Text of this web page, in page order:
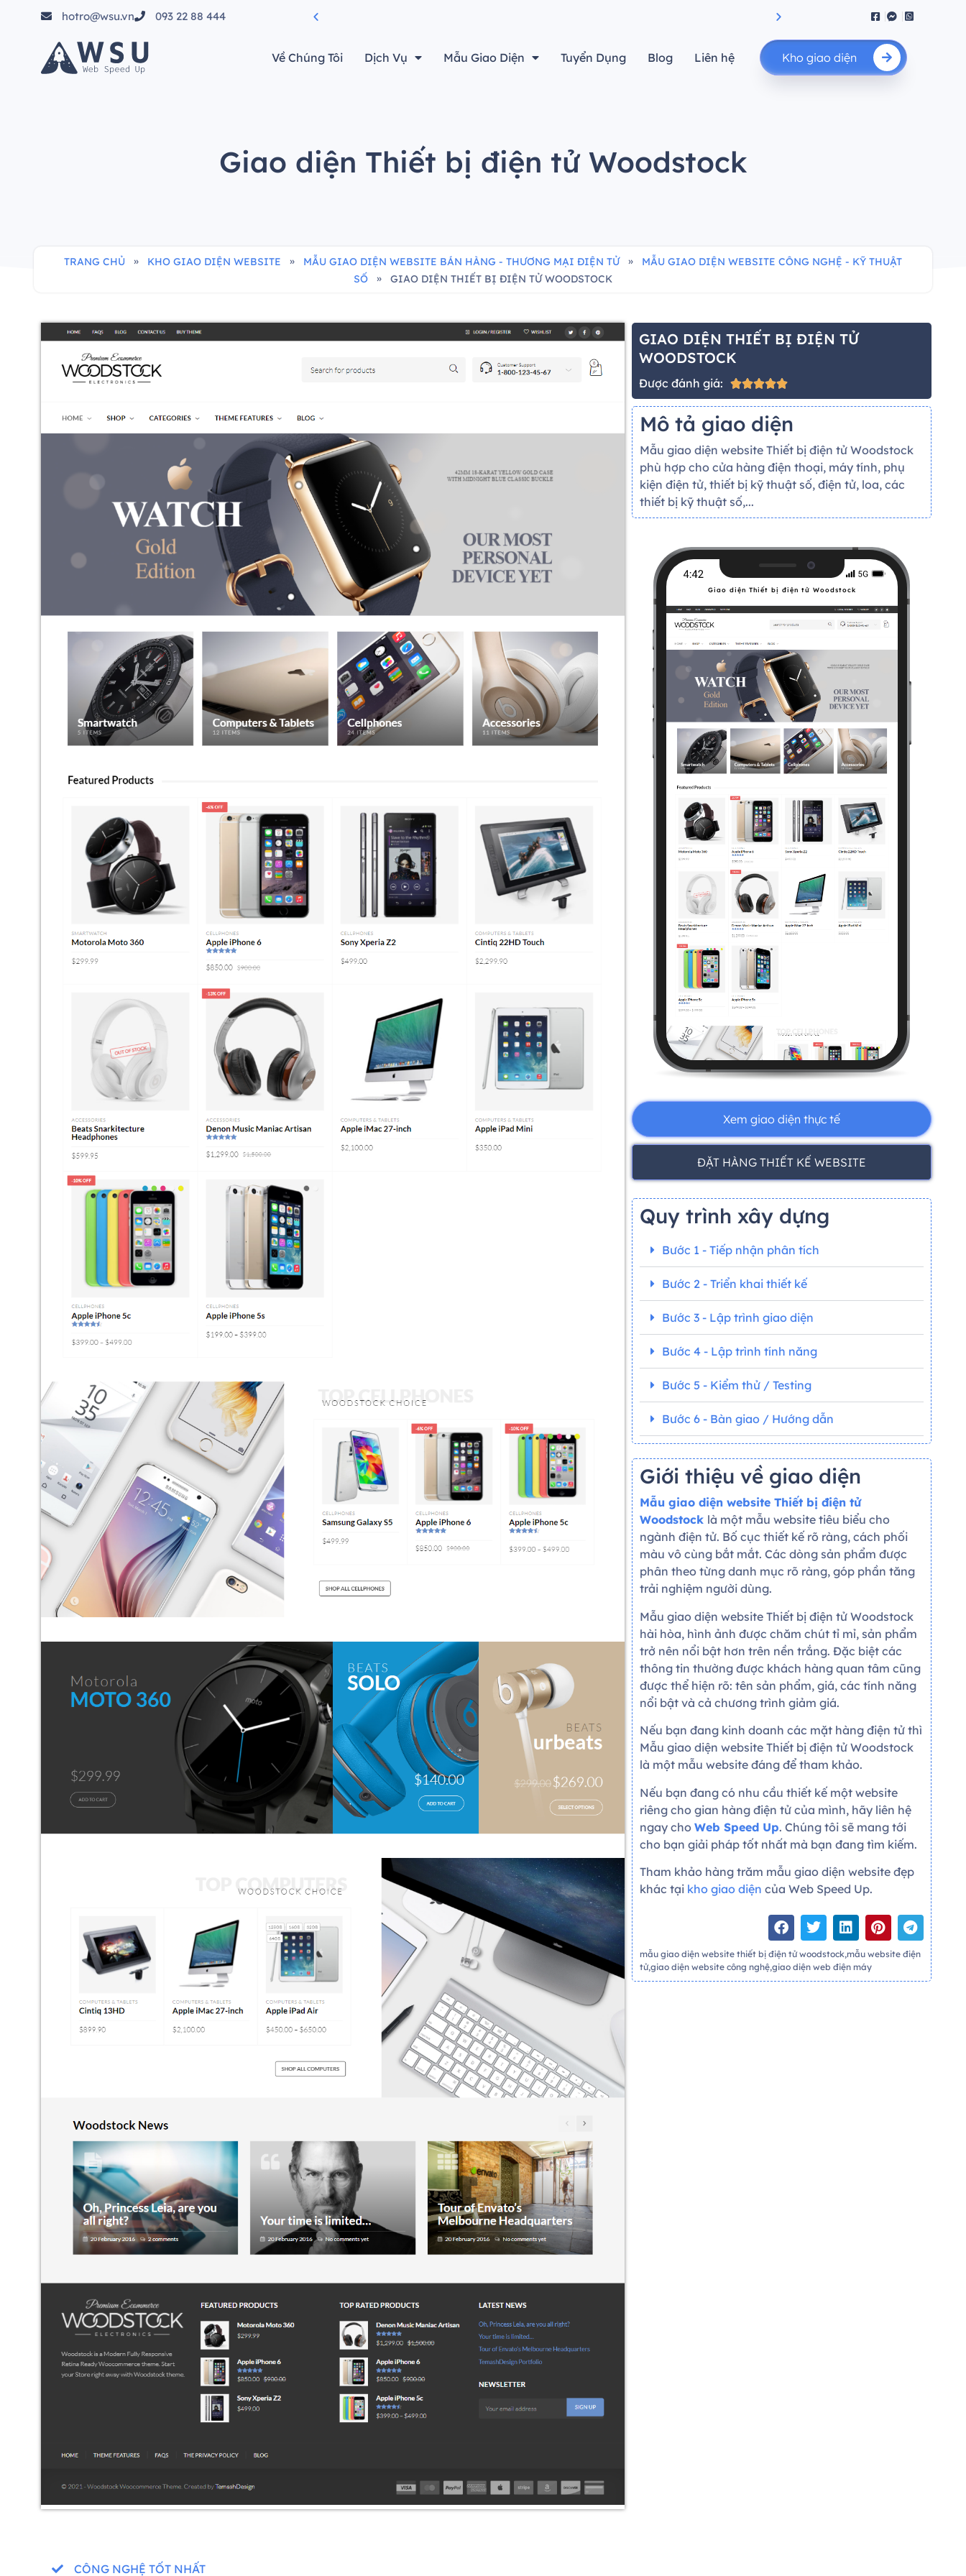
hotro@wsu.vn
093 22 88 444
Về Chúng Tôi Dịch Vụ Mẫu Giao Diện Tuyển Dụng Blog Liên hệ Kho giao diện
Giao diện Thiết bị điện tử Woodstock
TRANG CHỦ » KHO GIAO DIỆN WEBSITE » MẪU GIAO DIỆN WEBSITE BÁN HÀNG - THƯƠNG MẠI ĐIỆN TỬ »
MẪU GIAO DIỆN WEBSITE CÔNG NGHỆ - KỸ THUẬT
SỐ
» GIAO DIỆN THIẾT BỊ ĐIỆN TỬ WOODSTOCK
GIAO DIỆN THIẾT BỊ ĐIỆN TỬ
WOODSTOCK
Được đánh giá: 
Mô tả giao diện
Mẫu giao diện website Thiết bị điện tử Woodstock
phù hợp cho cửa hàng điện thoại, máy tính, phụ
kiện điện tử, thiết bị kỹ thuật số, điện tử, loa, các
thiết bị kỹ thuật số,...
Giao diện Thiết bị điện tử Woodstock
Xem giao diện thực tế
ĐẶT HÀNG THIẾT KẾ WEBSITE
Quy trình xây dựng
Bước 1 - Tiếp nhận phân tích
Bước 2 - Triển khai thiết kế
Bước 3 - Lập trình giao diện
Bước 4 - Lập trình tính năng
Bước 5 - Kiểm thử / Testing
Bước 6 - Bàn giao / Hướng dẫn
Giới thiệu về giao diện
Mẫu giao diện website Thiết bị điện tử
Woodstock là một mẫu website tiêu biểu cho
ngành điện tử. Bố cục thiết kế rõ ràng, cách phối
màu vô cùng bắt mắt. Các dòng sản phẩm được
phân theo từng danh mục rõ ràng, góp phần tăng
trải nghiệm người dùng.
Mẫu giao diện website Thiết bị điện tử Woodstock
hài hòa, hình ảnh được chăm chút tỉ mỉ, sản phẩm
trở nên nổi bật hơn trên nền trắng. Đặc biệt các
thông tin thường được khách hàng quan tâm cũng
được thể hiện rõ: tên sản phẩm, giá, các tính năng
nổi bật và cả chương trình giảm giá.
Nếu bạn đang kinh doanh các mặt hàng điện tử thì
Mẫu giao diện website Thiết bị điện tử Woodstock
là một mẫu website đáng để tham khảo.
Nếu bạn đang có nhu cầu thiết kế một website
riêng cho gian hàng điện tử của mình, hãy liên hệ
ngay choWeb Speed Up. Chúng tôi sẽ mang tới
cho bạn giải pháp tốt nhất mà bạn đang tìm kiếm.
Tham khảo hàng trăm mẫu giao diện website đẹp
khác tại kho giao diện của Web Speed Up.
mẫu giao diện website thiết bị điện tử woodstock,mẫu website điện
tử,giao diện website công nghệ,giao diện web điện máy
CÔNG NGHỆ TỐT NHẤT